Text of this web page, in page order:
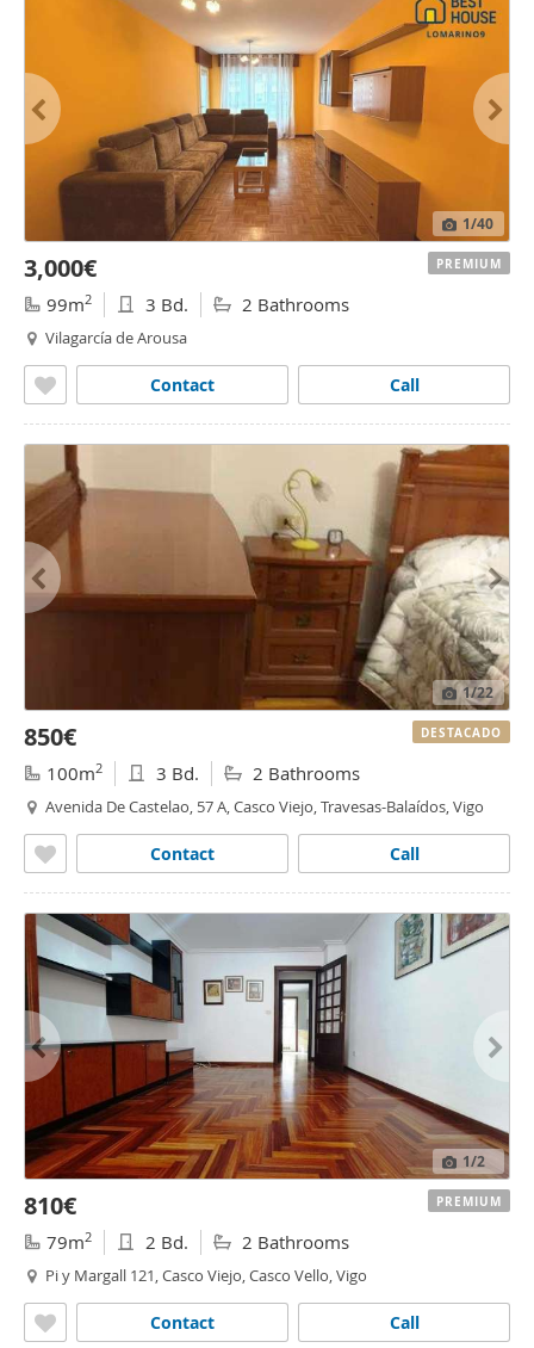
1/40
3,000€
99m2 3 Bd. 2 Bathrooms
Vilagarcía de Arousa
Call
Contact
PREMIUM
1/22
850€
100m2 3 Bd. 2 Bathrooms
Avenida De Castelao, 57 A, Casco Viejo, Travesas-Balaídos, Vigo
Call
Contact
DESTACADO
1/2
810€
79m2 2 Bd. 2 Bathrooms
Pi y Margall 121, Casco Viejo, Casco Vello, Vigo
Call
Contact
PREMIUM